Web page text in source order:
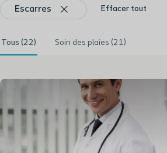
Escarres Effacer tout
Tous (22) Soin des plaies (21)